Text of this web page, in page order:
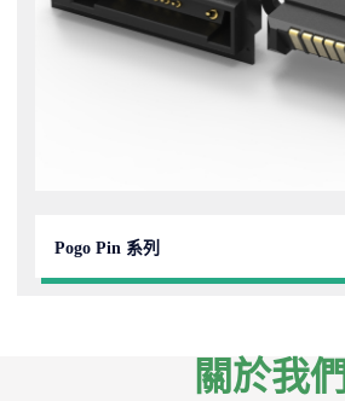
Pogo Pin 系列
關於我們